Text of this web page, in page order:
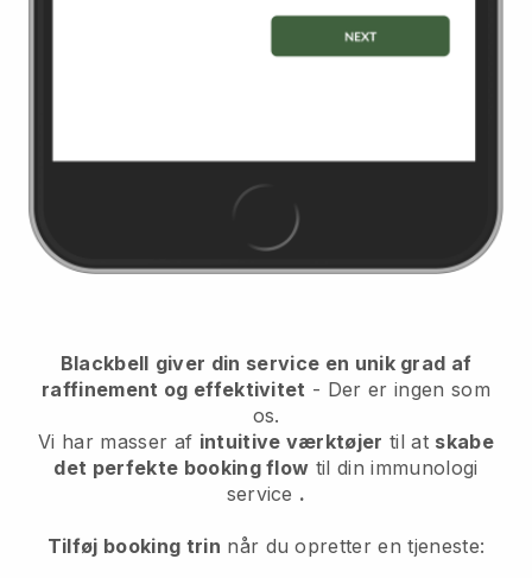
Blackbell giver din service en unik grad af
raffinement og effektivitet - Der er ingen som
os.
Vi har masser af intuitive værktøjer til at skabe
det perfekte booking flow til din immunologi
service .
Tilføj booking trin når du opretter en tjeneste: